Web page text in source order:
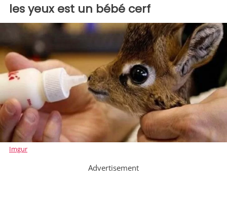
les yeux est un bébé cerf
Imgur
Advertisement